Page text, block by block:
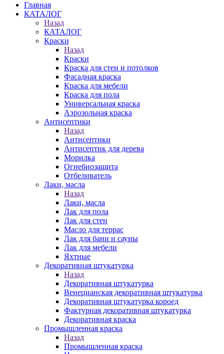
Главная
КАТАЛОГ
Назад
КАТАЛОГ
Краски
Назад
Краски
Краска для стен и потолков
Фасадная краска
Краска для мебели
Краска для пола
Универсальная краска
Аэрозольная краска
Антисептики
Назад
Антисептики
Антисептик для дерева
Морилка
Огнебиозащита
Отбеливатель
Лаки, масла
Назад
Лаки, масла
Лак для пола
Лак для стен
Масло для террас
Лак для бани и сауны
Лак для мебели
Яхтные
Декоративная штукатурка
Назад
Декоративная штукатурка
Венецианская декоративная штукатурка
Декоративная штукатурка короед
Фактурная декоративная штукатурка
Декоративная краска
Промышленная краска
Назад
Промышленная краска